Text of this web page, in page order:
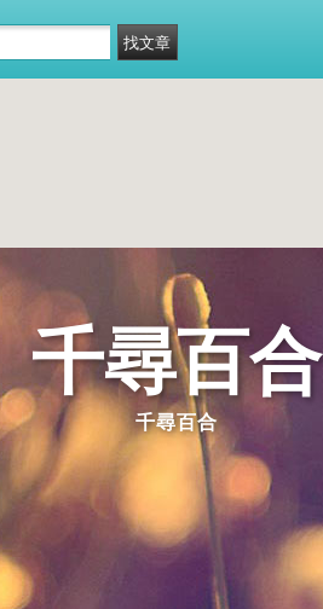
千尋百合
千尋百合